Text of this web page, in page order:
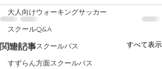
大人向けウォーキングサッカー
スクールQ&A
西神方面スクールバス
すずらん方面スクールバス
関連記事 すべて表示